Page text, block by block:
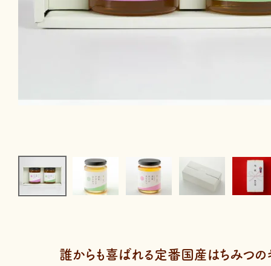
誰からも喜ばれる定番国産はちみつの